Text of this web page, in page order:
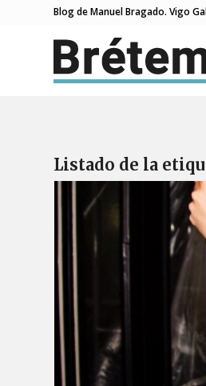
Blog de Manuel Bragado. Vigo
Listado de la